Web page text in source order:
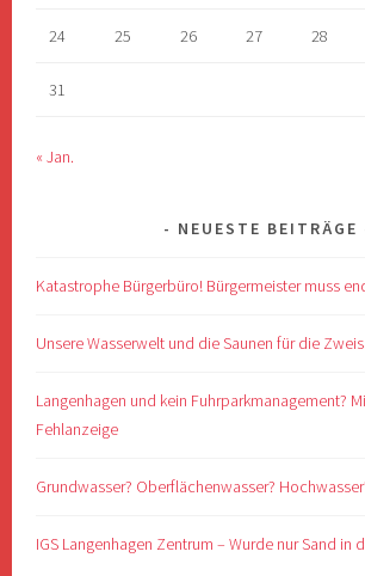
24 25 26 27 28
31
« Jan.
NEUESTE BEITRÄGE
Katastrophe Bürgerbüro! Bürgermeister muss
Unsere Wasserwelt und die Saunen für die
Langenhagen und kein Fuhrparkmanagement?
Fehlanzeige
Grundwasser? Oberflächenwasser?
IGS Langenhagen Zentrum – Wurde nur Sand in